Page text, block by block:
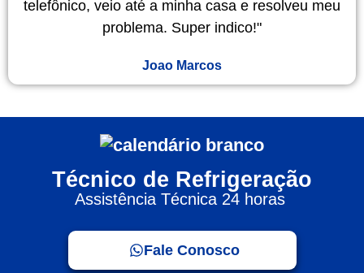
telefônico, veio até a minha casa e resolveu meu
problema. Super indico!"
Joao Marcos
Técnico de Refrigeração
Assistência Técnica 24 horas
Fale Conosco